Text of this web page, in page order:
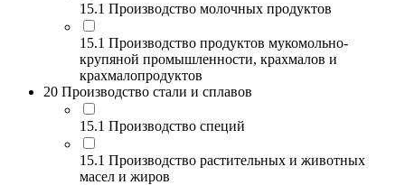
15.1 Производство молочных продуктов
15.1 Производство продуктов мукомольно-
крупяной промышленности, крахмалов и
крахмалопродуктов
20 Производство стали и сплавов
15.1 Производство специй
15.1 Производство растительных и животных
масел и жиров